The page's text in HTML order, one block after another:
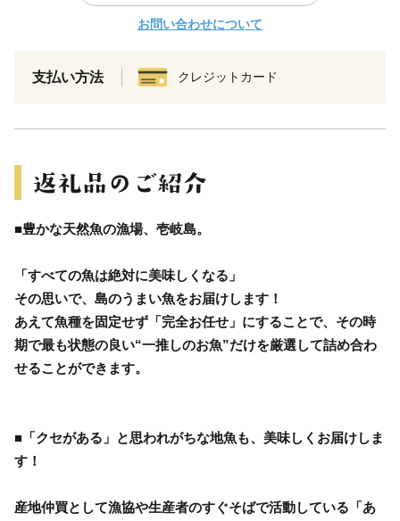
お問い合わせについて
支払い方法 クレジットカード
■豊かな天然魚の漁場、壱岐島。
「すべての魚は絶対に美味しくなる」
その思いで、島のうまい魚をお届けします！
あえて魚種を固定せず「完全お任せ」にすることで、その時
期で最も状態の良い“一推しのお魚”だけを厳選して詰め合わ
せることができます。
■「クセがある」と思われがちな地魚も、美味しくお届けしま
す！
産地仲買として漁協や生産者のすぐそばで活動している「あ